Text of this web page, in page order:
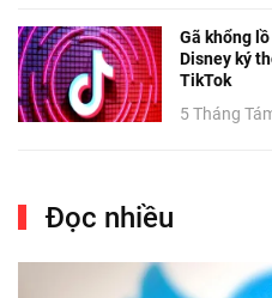
Gã khổng
Disney ký
TikTok
5 Tháng
Đọc nhiều